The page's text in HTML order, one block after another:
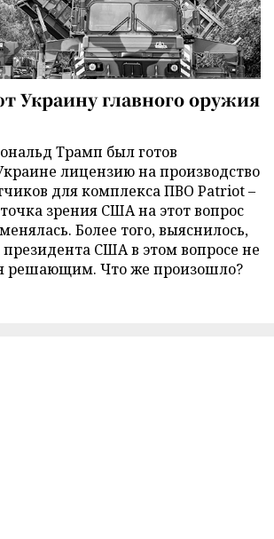
главного оружия
Трамп был готов
лицензию на производство
для комплекса ПВО Patriot –
зрения США на этот вопрос
Более того, выяснилось,
США в этом вопросе не
решающим. Что же произошло?